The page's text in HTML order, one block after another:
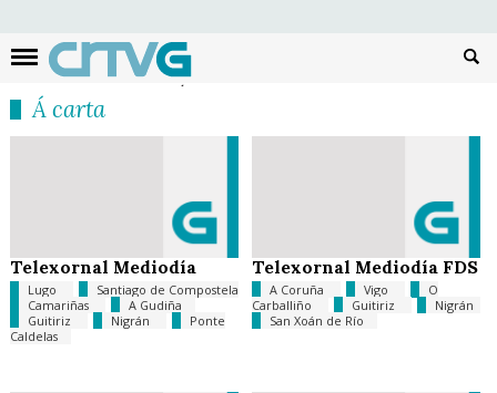
Á carta
Telexornal Mediodía
Lugo
Santiago de Compostela
Camariñas
A Gudiña
Guitiriz
Nigrán
Ponte
Caldelas
Telexornal Mediodía FDS
A Coruña Vigo
O
Carballiño
Guitiriz
Nigrán
San Xoán de Río